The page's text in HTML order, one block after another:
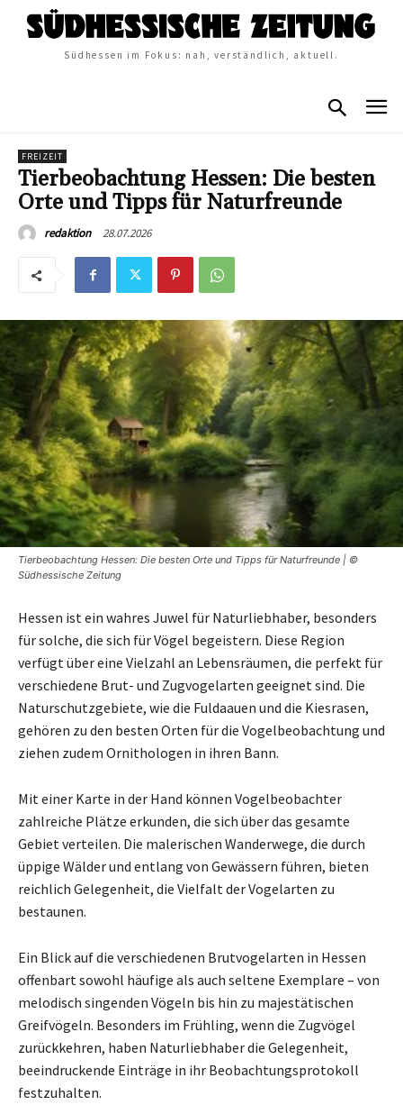
Südhessen im Fokus: nah, verständlich, aktuell.
FREIZEIT
Tierbeobachtung Hessen: Die besten
Orte und Tipps für Naturfreunde
redaktion 28.07.2026
Tierbeobachtung Hessen: Die besten Orte und Tipps für Naturfreunde | ©
Südhessische Zeitung
Hessen ist ein wahres Juwel für Naturliebhaber, besonders
für solche, die sich für Vögel begeistern. Diese Region
verfügt über eine Vielzahl an Lebensräumen, die perfekt für
verschiedene Brut- und Zugvogelarten geeignet sind. Die
Naturschutzgebiete, wie die Fuldaauen und die Kiesrasen,
gehören zu den besten Orten für die Vogelbeobachtung und
ziehen zudem Ornithologen in ihren Bann.
Mit einer Karte in der Hand können Vogelbeobachter
zahlreiche Plätze erkunden, die sich über das gesamte
Gebiet verteilen. Die malerischen Wanderwege, die durch
üppige Wälder und entlang von Gewässern führen, bieten
reichlich Gelegenheit, die Vielfalt der Vogelarten zu
bestaunen.
Ein Blick auf die verschiedenen Brutvogelarten in Hessen
offenbart sowohl häufige als auch seltene Exemplare – von
melodisch singenden Vögeln bis hin zu majestätischen
Greifvögeln. Besonders im Frühling, wenn die Zugvögel
zurückkehren, haben Naturliebhaber die Gelegenheit,
beeindruckende Einträge in ihr Beobachtungsprotokoll
festzuhalten.